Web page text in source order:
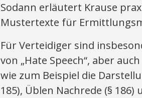
Sodann erläutert Krause
Mustertexte für
Für Verteidiger sind
von „Hate Speech“, aber
wie zum Beispiel die
185), Üblen Nachrede (§